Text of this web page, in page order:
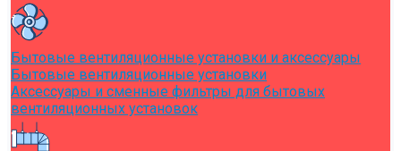
Бытовые вентиляционные установки и аксессуары
Бытовые вентиляционные установки
Аксессуары и сменные фильтры для бытовых
вентиляционных установок